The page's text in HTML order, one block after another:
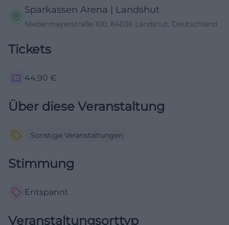
Sparkassen Arena | Landshut
Niedermayerstraße 100, 84036 Landshut, Deutschland
Tickets
44,90 €
Über diese Veranstaltung
Sonstige Veranstaltungen
Stimmung
Entspannt
Veranstaltungsorttyp